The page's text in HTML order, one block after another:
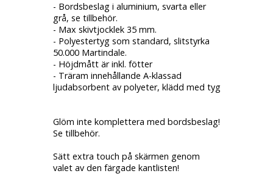
- Bordsbeslag i aluminium, svarta eller
grå, se tillbehör.
- Max skivtjocklek 35 mm.
- Polyestertyg som standard, slitstyrka
50.000 Martindale.
- Höjdmått är inkl. fötter
- Träram innehållande A-klassad
ljudabsorbent av polyeter, klädd med tyg
Glöm inte komplettera med bordsbeslag!
Se tillbehör.
Sätt extra touch på skärmen genom
valet av den färgade kantlisten!